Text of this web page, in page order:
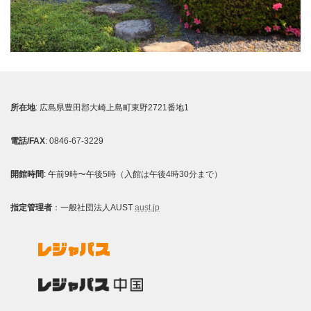
所在地: 広島県豊田郡大崎上島町東野2721番地1
電話/FAX: 0846-67-3229
開館時間: 午前9時〜午後5時（入館は午後4時30分まで）
指定管理者 ：一般社団法人AUST aust.jp